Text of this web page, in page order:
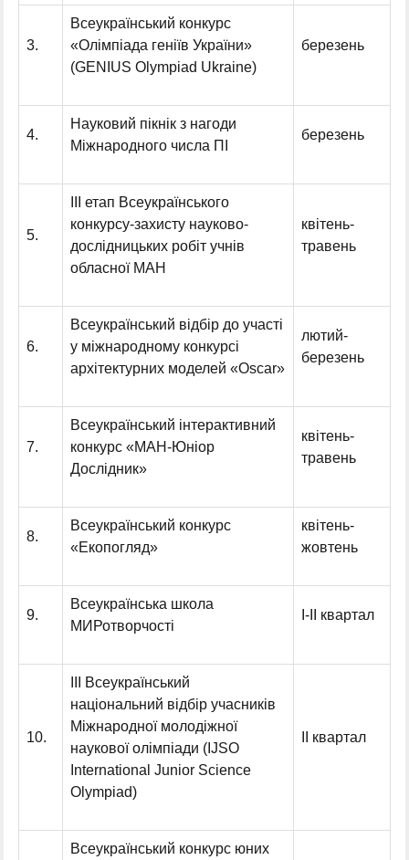
3.
Всеукраїнський конкурс
«Олімпіада геніїв України»
(GENIUS Olympiad Ukraine)
березень
4.
Науковий пікнік з нагоди
Міжнародного числа ПІ
березень
5.
ІІІ етап Всеукраїнського
конкурсу-захисту науково-
дослідницьких робіт учнів
обласної МАН
квітень-
травень
6.
Всеукраїнський відбір до участі
у міжнародному конкурсі
архітектурних моделей «Oscar»
лютий-
березень
7.
Всеукраїнський інтерактивний
конкурс «МАН-Юніор
Дослідник»
квітень-
травень
8.
Всеукраїнський конкурс
«Екопогляд»
квітень-
жовтень
9.
Всеукраїнська школа
МИРотворчості
І-ІІ квартал
10.
ІІІ Всеукраїнський
національний відбір учасників
Міжнародної молодіжної
наукової олімпіади (IJSO
International Junior Science
Olympiad)
ІІ квартал
Всеукраїнський конкурс юних